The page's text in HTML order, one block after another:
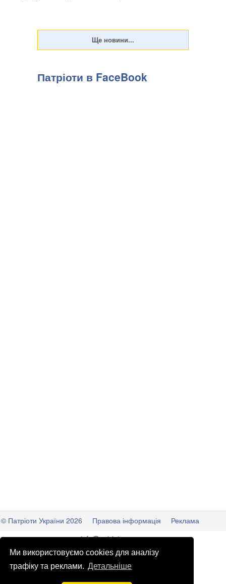
Ми використовуємо cookies для аналізу
трафіку та реклами. Детальніше
Патріоти в FaceBook
© Патріоти України 2026 Правова інформація
Реклама
info@patrioty.org.ua